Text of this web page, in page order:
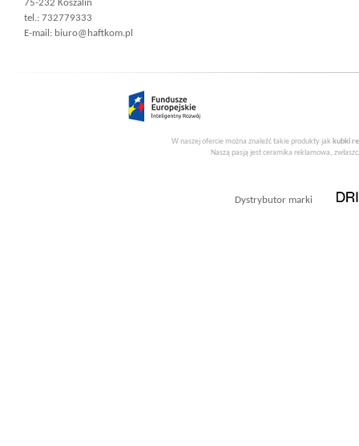
75-232 Koszalin
tel.: 732779333
E-mail: biuro@haftkom.pl
W naszej ofercie można znaleźć takie produkty jak kubki
Naszą pasją jest ceramika reklamowa,
Dystrybutor marki